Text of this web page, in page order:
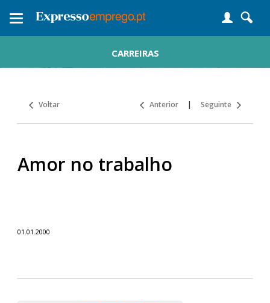
Toggle
CARREIRAS
Voltar Anterior | Seguinte
Amor no trabalho
01.01.2000